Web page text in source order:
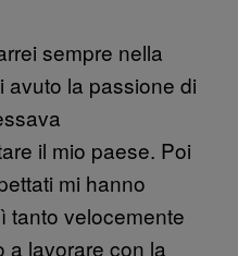
sempre nella
avuto la passione di
il mio paese. Poi
mi hanno
tanto velocemente
a lavorare con la